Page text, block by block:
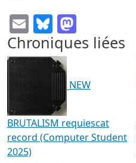
EmailBluesky
Chroniques liées
NEW
BRUTALISM requiescat
record (Computer Student
2025)